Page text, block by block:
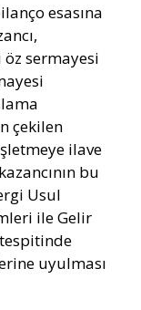
esasına
sermayesi
çekilen
ilave
bu
Usul
ile Gelir
uyulması